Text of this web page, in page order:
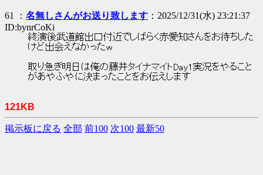
61 ： 名無しさんがお送り致します ：2025/12/31(水) 23:21:37
ID:bynrCoKi
終演後武道館出口付近でしばらく赤愛知さんをお待ちした
けど出会えなかったw
取り急ぎ明日は俺の藤井タイナマイトDay1実況をやること
があやふやに決まったことをお伝えします
121KB
掲示板に戻る 全部 前100 次100 最新50